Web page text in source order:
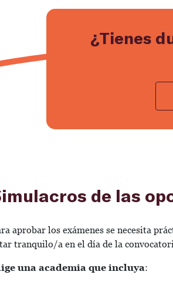
¿Tienes
de las
aprobar los exámenes se necesita
tranquilo/a en el día de la
una academia que incluya: